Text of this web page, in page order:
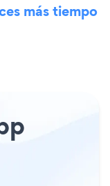
más tiempo